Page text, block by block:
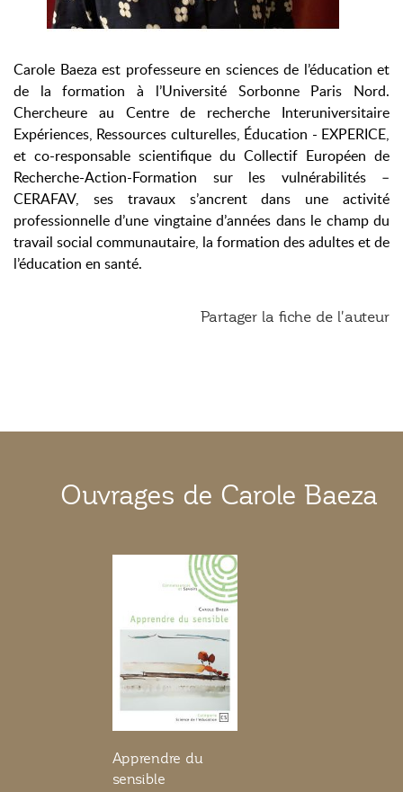
Carole Baeza est professeure en sciences de l’éducation et
de la formation à l’Université Sorbonne Paris Nord.
Chercheure au Centre de recherche Interuniversitaire
Expériences, Ressources culturelles, Éducation - EXPERICE,
et co-responsable scientifique du Collectif Européen de
Recherche-Action-Formation sur les vulnérabilités –
CERAFAV, ses travaux s’ancrent dans une activité
professionnelle d’une vingtaine d’années dans le champ du
travail social communautaire, la formation des adultes et de
l’éducation en santé.
Partager la fiche de l'auteur
Ouvrages de Carole Baeza
Apprendre du
sensible